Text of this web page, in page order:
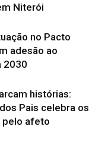
Niterói
no Pacto
adesão ao
2030
histórias:
Pais celebra os
pelo afeto